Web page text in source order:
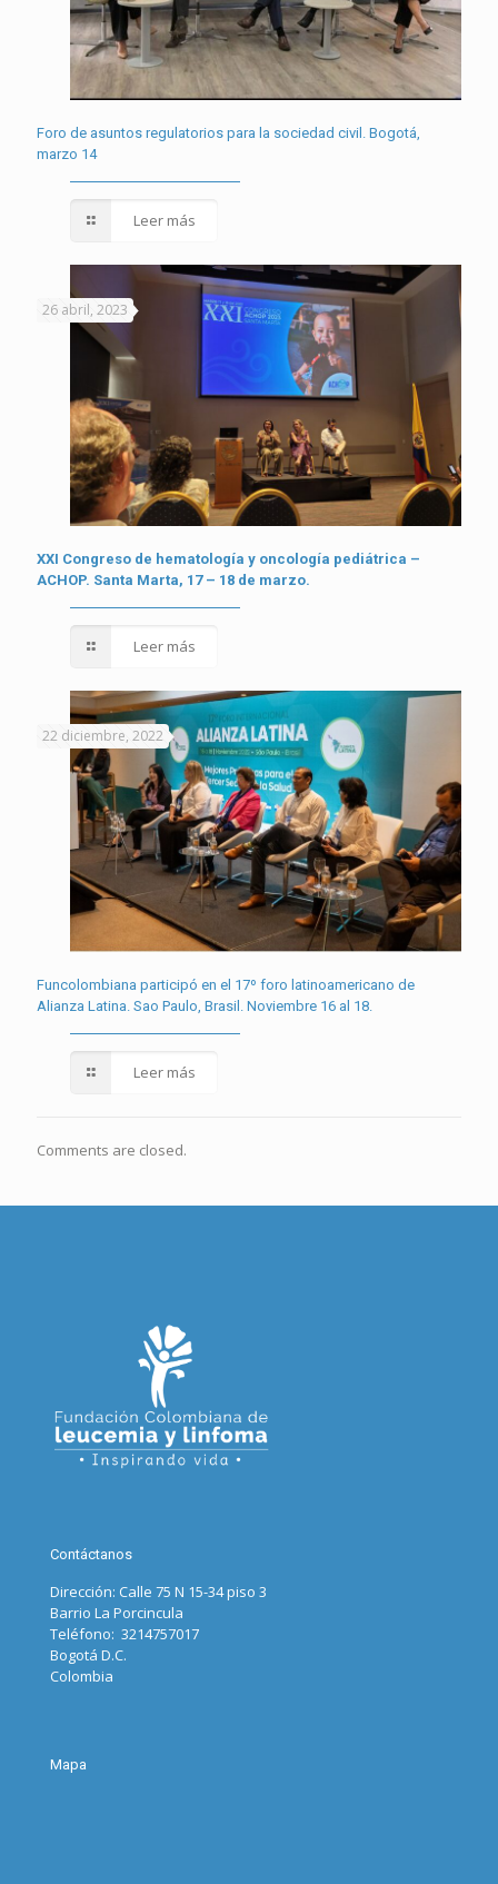
Foro de asuntos regulatorios para la sociedad civil. Bogotá,
marzo 14
Leer más
26 abril, 2023
XXI Congreso de hematología y oncología pediátrica –
ACHOP. Santa Marta, 17 – 18 de marzo.
Leer más
22 diciembre, 2022
Funcolombiana participó en el 17º foro latinoamericano de
Alianza Latina. Sao Paulo, Brasil. Noviembre 16 al 18.
Leer más
Comments are closed.
Contáctanos
Dirección: Calle 75 N 15-34 piso 3
Barrio La Porcincula
Teléfono: 3214757017
Bogotá D.C.
Colombia
Mapa